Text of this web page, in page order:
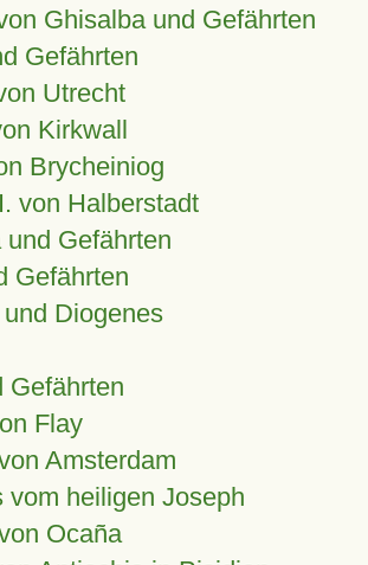
Ghisalba und Gefährten
Gefährten
Utrecht
Kirkwall
Brycheiniog
von Halberstadt
Gefährten
Gefährten
Diogenes
Gefährten
Flay
Amsterdam
vom heiligen Joseph
Ocaña